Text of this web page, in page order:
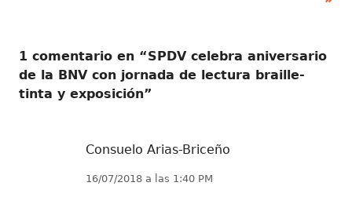
1 comentario en “SPDV celebra aniversario
de la BNV con jornada de lectura braille-
tinta y exposición”
Consuelo Arias-Briceño
16/07/2018 a las 1:40 PM